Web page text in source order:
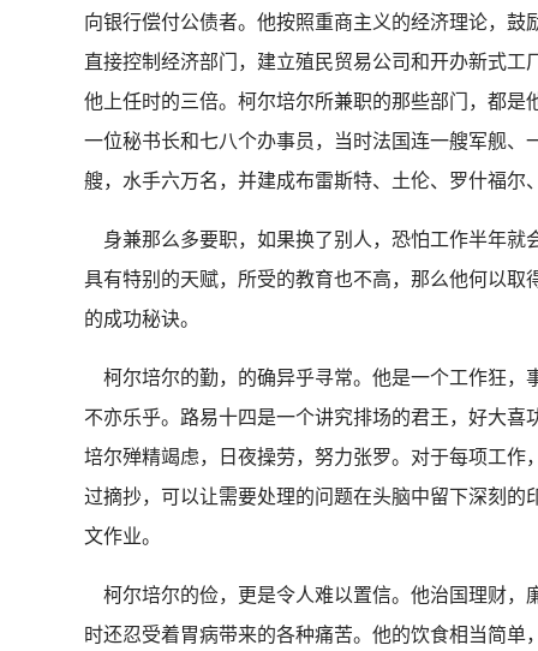
向银行偿付公债者。他按照重商主义的经济理论，
直接控制经济部门，建立殖民贸易公司和开办新式
他上任时的三倍。柯尔培尔所兼职的那些部门，都
一位秘书长和七八个办事员，当时法国连一艘军舰
艘，水手六万名，并建成布雷斯特、土伦、罗什福尔
身兼那么多要职，如果换了别人，恐怕工作半年就
具有特别的天赋，所受的教育也不高，那么他何以取
的成功秘诀。
柯尔培尔的勤，的确异乎寻常。他是一个工作狂，
不亦乐乎。路易十四是一个讲究排场的君王，好大
培尔殚精竭虑，日夜操劳，努力张罗。对于每项工
过摘抄，可以让需要处理的问题在头脑中留下深刻
文作业。
柯尔培尔的俭，更是令人难以置信。他治国理财，
时还忍受着胃病带来的各种痛苦。他的饮食相当简